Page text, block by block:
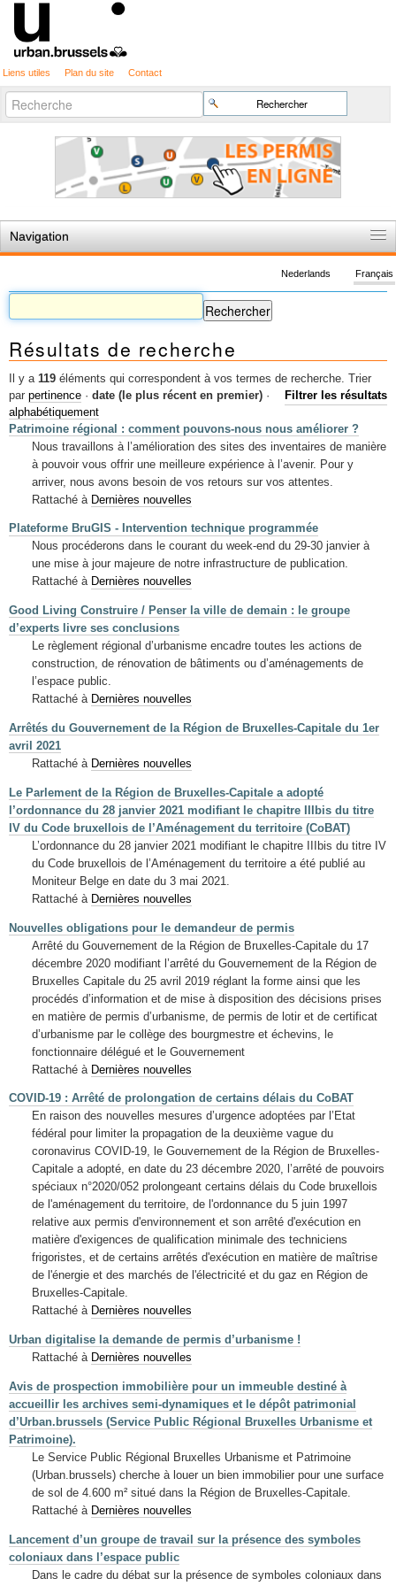
Liens utiles Plan du site Contact
Chercher par
Recherche
avancée…
Navigation
Règles du jeu
Permis d'urbanisme
Cartographie
Etudes et publications
Mots-clés
Renseignements urbanistiques
Français
Nederlands
Résultats de recherche
Il y a 119 éléments qui correspondent à vos termes de recherche.
Filtrer les résultats
Trier
par pertinence · date (le plus récent en premier) ·
alphabétiquement
Patrimoine régional : comment pouvons-nous nous améliorer ?
Nous travaillons à l’amélioration des sites des inventaires de manière
à pouvoir vous offrir une meilleure expérience à l’avenir. Pour y
arriver, nous avons besoin de vos retours sur vos attentes.
Rattaché à Dernières nouvelles
Plateforme BruGIS - Intervention technique programmée
Nous procéderons dans le courant du week-end du 29-30 janvier à
une mise à jour majeure de notre infrastructure de publication.
Rattaché à Dernières nouvelles
Good Living Construire / Penser la ville de demain : le groupe
d’experts livre ses conclusions
Le règlement régional d’urbanisme encadre toutes les actions de
construction, de rénovation de bâtiments ou d’aménagements de
l’espace public.
Rattaché à Dernières nouvelles
Arrêtés du Gouvernement de la Région de Bruxelles-Capitale du 1er
avril 2021
Rattaché à Dernières nouvelles
Le Parlement de la Région de Bruxelles-Capitale a adopté
l’ordonnance du 28 janvier 2021 modifiant le chapitre IIIbis du titre
IV du Code bruxellois de l’Aménagement du territoire (CoBAT)
L’ordonnance du 28 janvier 2021 modifiant le chapitre IIIbis du titre IV
du Code bruxellois de l’Aménagement du territoire a été publié au
Moniteur Belge en date du 3 mai 2021.
Rattaché à Dernières nouvelles
Nouvelles obligations pour le demandeur de permis
Arrêté du Gouvernement de la Région de Bruxelles-Capitale du 17
décembre 2020 modifiant l’arrêté du Gouvernement de la Région de
Bruxelles Capitale du 25 avril 2019 réglant la forme ainsi que les
procédés d’information et de mise à disposition des décisions prises
en matière de permis d’urbanisme, de permis de lotir et de certificat
d’urbanisme par le collège des bourgmestre et échevins, le
fonctionnaire délégué et le Gouvernement
Rattaché à Dernières nouvelles
COVID-19 : Arrêté de prolongation de certains délais du CoBAT
En raison des nouvelles mesures d’urgence adoptées par l’Etat
fédéral pour limiter la propagation de la deuxième vague du
coronavirus COVID-19, le Gouvernement de la Région de Bruxelles-
Capitale a adopté, en date du 23 décembre 2020, l’arrêté de pouvoirs
spéciaux n°2020/052 prolongeant certains délais du Code bruxellois
de l'aménagement du territoire, de l'ordonnance du 5 juin 1997
relative aux permis d'environnement et son arrêté d'exécution en
matière d'exigences de qualification minimale des techniciens
frigoristes, et de certains arrêtés d'exécution en matière de maîtrise
de l'énergie et des marchés de l'électricité et du gaz en Région de
Bruxelles-Capitale.
Rattaché à Dernières nouvelles
Urban digitalise la demande de permis d’urbanisme !
Rattaché à Dernières nouvelles
Avis de prospection immobilière pour un immeuble destiné à
accueillir les archives semi-dynamiques et le dépôt patrimonial
d’Urban.brussels (Service Public Régional Bruxelles Urbanisme et
Patrimoine).
Le Service Public Régional Bruxelles Urbanisme et Patrimoine
(Urban.brussels) cherche à louer un bien immobilier pour une surface
de sol de 4.600 m² situé dans la Région de Bruxelles-Capitale.
Rattaché à Dernières nouvelles
Lancement d’un groupe de travail sur la présence des symboles
coloniaux dans l’espace public
Dans le cadre du débat sur la présence de symboles coloniaux dans